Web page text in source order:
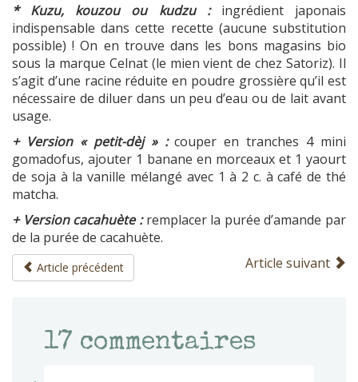
* Kuzu, kouzou ou kudzu :
ingrédient japonais
indispensable dans cette recette (aucune substitution
possible) ! On en trouve dans les bons magasins bio
sous la marque Celnat (le mien vient de chez Satoriz). Il
s’agit d’une racine réduite en poudre grossière qu’il est
nécessaire de diluer dans un peu d’eau ou de lait avant
usage.
+ Version « petit-dèj » :couper en tranches 4 mini
gomadofus, ajouter 1 banane en morceaux et 1 yaourt
de soja à la vanille mélangé avec 1 à 2 c. à café de thé
matcha.
+ Version cacahuète : remplacer la purée d’amande par
de la purée de cacahuète.
Article précédent Article suivant
17 commentaires